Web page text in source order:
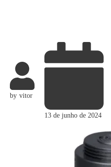
by vitor
13 de junho de 2024